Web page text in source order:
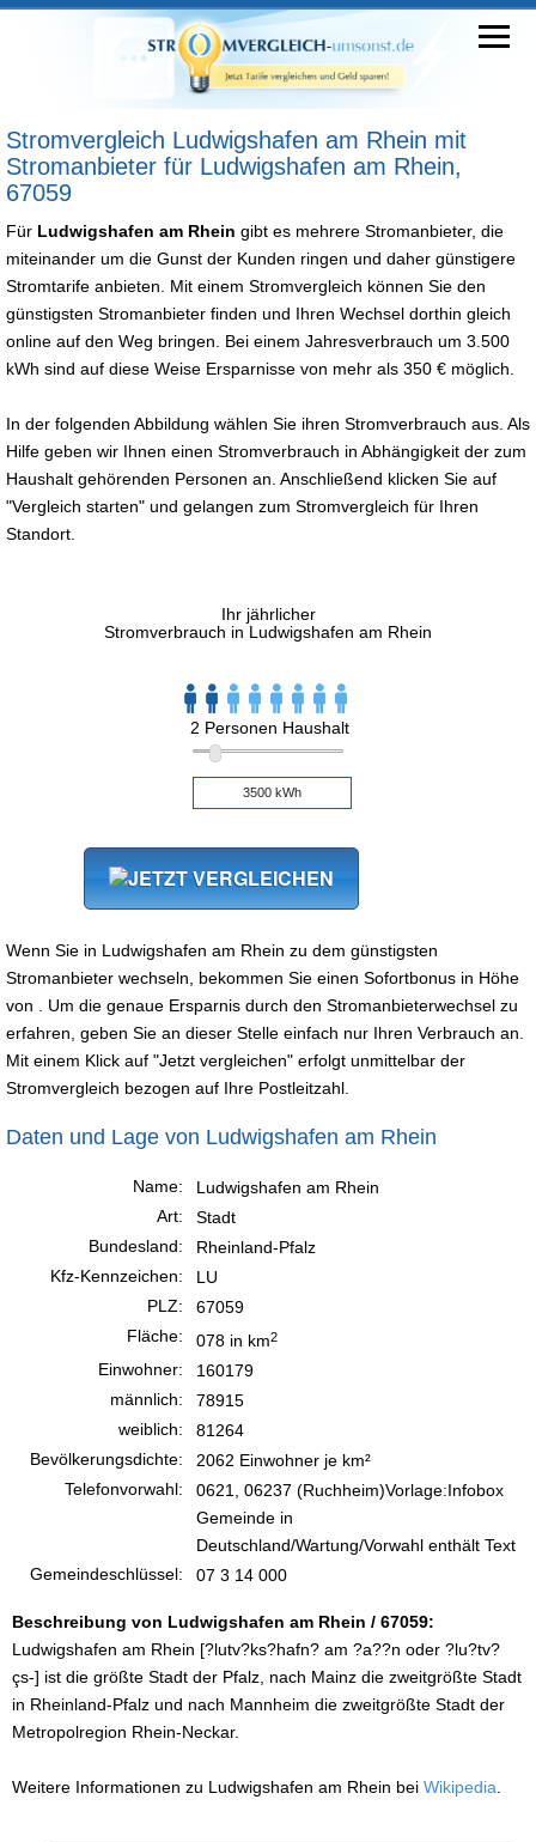
Stromvergleich Ludwigshafen am Rhein mit
Stromanbieter für Ludwigshafen am Rhein,
67059
Für Ludwigshafen am Rhein gibt es mehrere Stromanbieter, die
miteinander um die Gunst der Kunden ringen und daher günstigere
Stromtarife anbieten. Mit einem Stromvergleich können Sie den
günstigsten Stromanbieter finden und Ihren Wechsel dorthin gleich
online auf den Weg bringen. Bei einem Jahresverbrauch um 3.500
kWh sind auf diese Weise Ersparnisse von mehr als 350 € möglich.
In der folgenden Abbildung wählen Sie ihren Stromverbrauch aus. Als
Hilfe geben wir Ihnen einen Stromverbrauch in Abhängigkeit der zum
Haushalt gehörenden Personen an. Anschließend klicken Sie auf
"Vergleich starten" und gelangen zum Stromvergleich für Ihren
Standort.
Ihr jährlicher
Stromverbrauch in Ludwigshafen am Rhein
2 Personen Haushalt
Wenn Sie in Ludwigshafen am Rhein zu dem günstigsten
Stromanbieter wechseln, bekommen Sie einen Sofortbonus in Höhe
von . Um die genaue Ersparnis durch den Stromanbieterwechsel zu
erfahren, geben Sie an dieser Stelle einfach nur Ihren Verbrauch an.
Mit einem Klick auf "Jetzt vergleichen" erfolgt unmittelbar der
Stromvergleich bezogen auf Ihre Postleitzahl.
Daten und Lage von Ludwigshafen am Rhein
Name:
Ludwigshafen am Rhein
Art:
Stadt
Bundesland:
Rheinland-Pfalz
Kfz-Kennzeichen:
LU
PLZ:
67059
Fläche:
078 in km2
Einwohner:
160179
männlich:
78915
weiblich:
81264
Bevölkerungsdichte:
2062 Einwohner je km²
Telefonvorwahl:
0621, 06237 (Ruchheim)Vorlage:Infobox
Gemeinde in
Deutschland/Wartung/Vorwahl enthält Text
Gemeindeschlüssel:
07 3 14 000
Beschreibung von Ludwigshafen am Rhein / 67059:
Ludwigshafen am Rhein [?lutv?ks?hafn? am ?a??n oder ?lu?tv?
çs-] ist die größte Stadt der Pfalz, nach Mainz die zweitgrößte Stadt
in Rheinland-Pfalz und nach Mannheim die zweitgrößte Stadt der
Metropolregion Rhein-Neckar.
Weitere Informationen zu Ludwigshafen am Rhein bei Wikipedia